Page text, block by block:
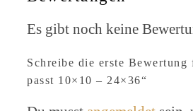
Es gibt noch keine
Schreibe die erste
passt 10×10 – 24×36“